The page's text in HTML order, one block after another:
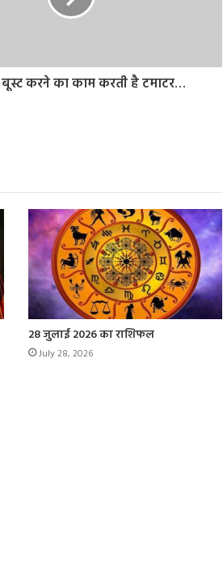
बूस्ट करने का काम करती है टमाटर…
28 जुलाई 2026 का राशिफल
July 28, 2026